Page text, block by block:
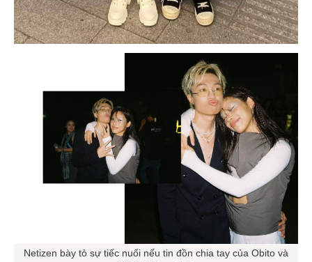
Netizen bày tỏ sự tiếc nuối nếu tin đồn chia tay của Obito và